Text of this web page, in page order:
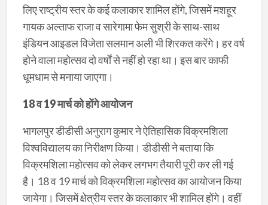
लिए राष्ट्रीय स्तर के कई कलाकार शामिल होंगे, जिसमें मशहूर
गायक अल्ताफ राजा व सारेगामा फेम सुश्री के साथ-साथ
इंडियन आइडल विजेता सलमान अली भी शिरकत करेंगे। हर वर्ष
होने वाला महोत्सव दो वर्षों से नहीं हो रहा था। इस बार काफी
धूमधाम से मनाया जाएगा।
18 व 19 मार्च को होंगे आयोजन
भागलपुर डीडीसी अनुराग कुमार ने ऐतिहासिक विक्रमशिला
विश्वविद्यालय का निरीक्षण किया। डीडीसी ने बताया कि
विक्रमशिला महोत्सव को लेकर लगभग तैयारी पूरी कर ली गई
है। 18 व 19 मार्च को विक्रमशिला महोत्सव का आयोजन किया
जायेगा। जिसमें क्षेत्रीय स्तर के कलाकार भी शामिल होंगे। वहीं